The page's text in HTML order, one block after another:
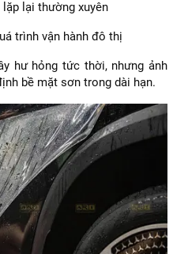
lại thường xuyên
trình vận hành đô thị
hư hỏng tức thời, nhưng ảnh
bề mặt sơn trong dài hạn.